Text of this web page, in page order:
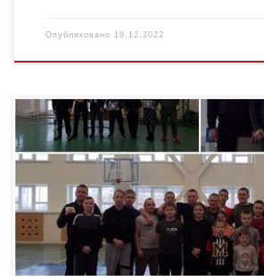
Опубликовано 19.12.2022
17 декабря у ребят из объединения
единоборства ММА» педагога
А.И. Ермакова , которое открыто в рамках
проекта «Успех каждого ребенка» […]